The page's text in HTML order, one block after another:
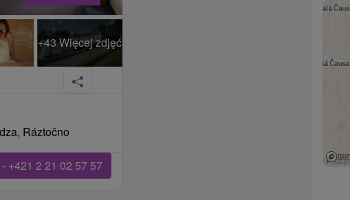
+43 Więcej zdjęć
Ráztočno
+421 2 21 02 57 57